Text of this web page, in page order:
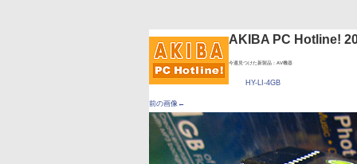
AKIBA PC Hotline!
今週見つけた新製品：AV機器
HY-LI-4GB
前の画像←